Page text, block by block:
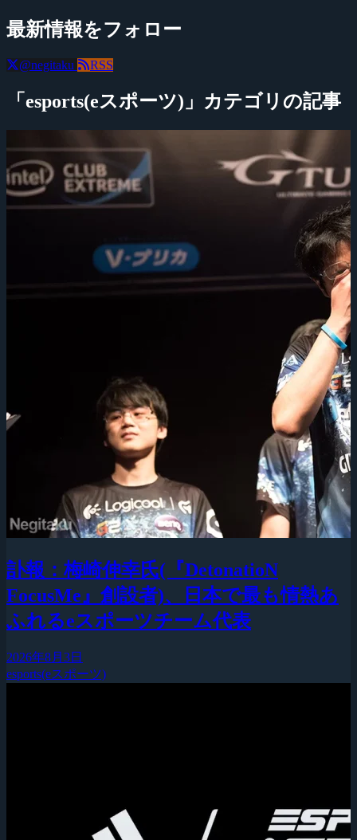
最新情報をフォロー
@negitaku RSS
「esports(eスポーツ)」カテゴリの記事
訃報：梅崎伸幸氏(『DetonatioN
FocusMe』創設者)、日本で最も情熱あ
ふれるeスポーツチーム代表
2026年8月3日
esports(eスポーツ)